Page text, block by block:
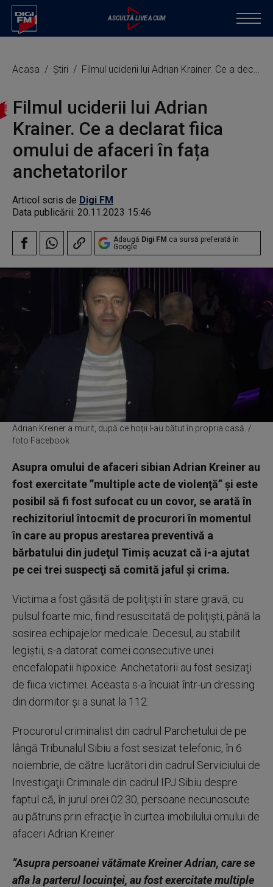
Acasa Știri Filmul uciderii lui Adrian Krainer. Ce a declarat fiica omului de afaceri în fața anchetatorilor
Filmul uciderii lui Adrian
Krainer. Ce a declarat fiica
omului de afaceri în fața
anchetatorilor
Articol scris de Digi FM
Data publicării: 20.11.2023 15:46
Adaugă Digi FM ca sursă preferată în
Google
Adrian Kreiner a murit, după ce hoții l-au bătut în propria casă. /
foto Facebook
Asupra omului de afaceri sibian Adrian Kreiner au
fost exercitate ”multiple acte de violenţă” şi este
posibil să fi fost sufocat cu un covor, se arată în
rechizitoriul întocmit de procurori în momentul
în care au propus arestarea preventivă a
bărbatului din judeţul Timiş acuzat că i-a ajutat
pe cei trei suspecţi să comită jaful şi crima.
Victima a fost găsită de poliţişti în stare gravă, cu
pulsul foarte mic, fiind resuscitată de poliţişti, până la
sosirea echipajelor medicale. Decesul, au stabilit
legiştii, s-a datorat comei consecutive unei
encefalopatii hipoxice. Anchetatorii au fost sesizaţi
de fiica victimei. Aceasta s-a încuiat într-un dressing
din dormitor şi a sunat la 112.
Procurorul criminalist din cadrul Parchetului de pe
lângă Tribunalul Sibiu a fost sesizat telefonic, în 6
noiembrie, de către lucrători din cadrul Serviciului de
Investigaţii Criminale din cadrul IPJ Sibiu despre
faptul că, în jurul orei 02.30, persoane necunoscute
au pătruns prin efracţie în curtea imobilului omului de
afaceri Adrian Kreiner.
”Asupra persoanei vătămate Kreiner Adrian, care se
afla la parterul locuinţei, au fost exercitate multiple